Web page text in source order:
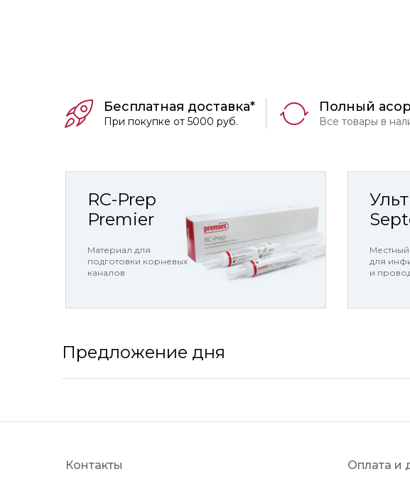
Бесплатная доставка*
При покупке от 5000 руб.
Полный
Все товары в
RC-Prep
Premier
Материал для
подготовки корневых
каналов
Местный
для
и
Предложение дня
Контакты Оплата и